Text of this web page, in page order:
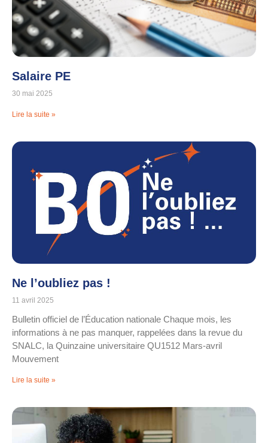
Salaire PE
30 mai 2025
Lire la suite »
Ne l’oubliez pas !
11 avril 2025
Bulletin officiel de l’Éducation nationale Chaque mois, les
informations à ne pas manquer, rappelées dans la revue du
SNALC, la Quinzaine universitaire QU1512 Mars-avril
Mouvement
Lire la suite »